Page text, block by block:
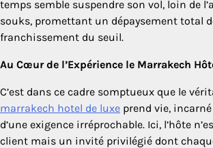
temps semble suspendre son vol, loin de
souks, promettant un dépaysement total
franchissement du seuil.
Au Cœur de l’Expérience le Marrakech
C’est dans ce cadre somptueux que le
marrakech hotel de luxe prend vie,
d’une exigence irréprochable. Ici, l’hôte
client mais un invité privilégié dont